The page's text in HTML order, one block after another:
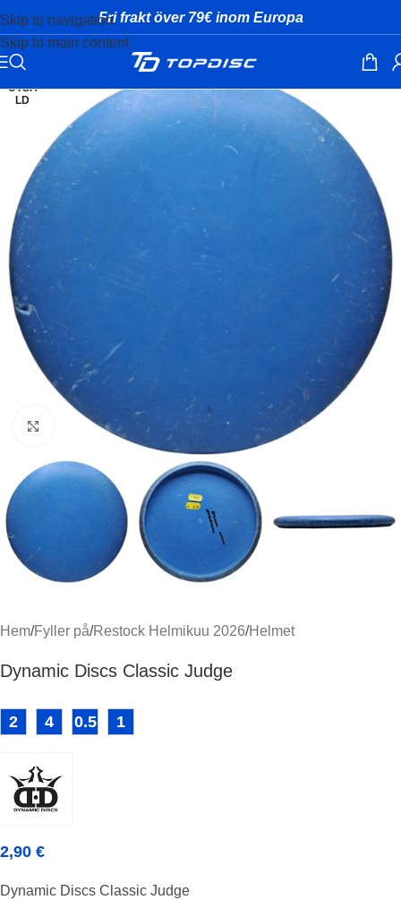
Skip to navigation
Skip to main content
Fri frakt över 79€ inom Europa
UTSÅ
LD
Klicka för att förstora
Hem/Fyller på/Restock Helmikuu 2026/Helmet
Dynamic Discs Classic Judge
2 4 0.5 1
2,90 €
Dynamic Discs Classic Judge